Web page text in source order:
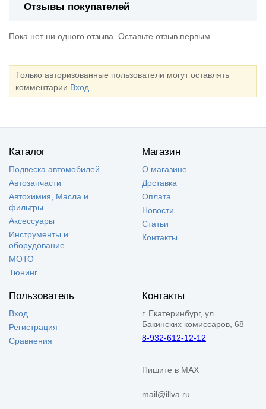
Отзывы покупателей
Пока нет ни одного отзыва. Оставьте отзыв первым
Только авторизованные пользователи могут оставлять
комментарии Вход
Каталог
Подвеска автомобилей
Автозапчасти
Автохимия, Масла и
фильтры
Аксессуары
Инструменты и
оборудование
МОТО
Тюнинг
Магазин
О магазине
Доставка
Оплата
Новости
Статьи
Контакты
Пользователь
Вход
Регистрация
Сравнения
Контакты
г. Екатеринбург, ул.
Бакинских комиссаров, 68
8-932-612-12-12
Пишите в MAX
mail@illva.ru